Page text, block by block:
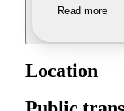
Read more
Location